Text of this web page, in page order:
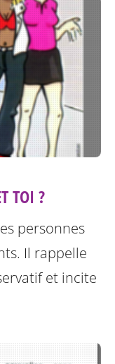
TOI ?
personnes
Il rappelle
et incite